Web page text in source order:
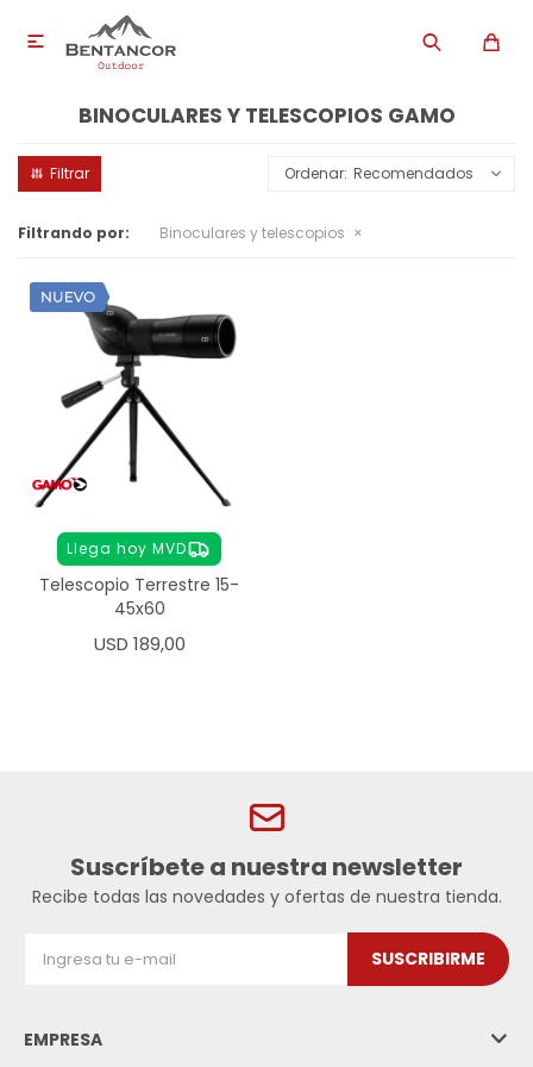

BINOCULARES Y TELESCOPIOS GAMO
Recomendados
Filtrando por: Binoculares y telescopios
Llega hoy MVD
Telescopio Terrestre 15-
45x60
USD 189,00
Suscríbete a nuestra newsletter
Recibe todas las novedades y ofertas de nuestra tienda.
SUSCRIBIRME
EMPRESA